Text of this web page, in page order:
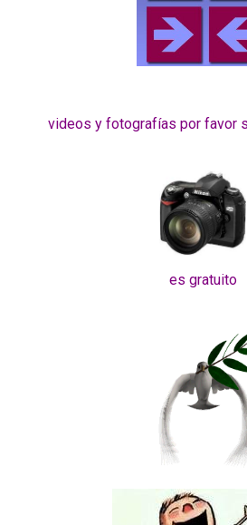
videos y fotografías por favor
es gratuito